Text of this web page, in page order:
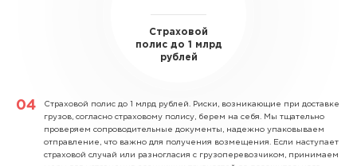
Страховой
полис до 1 млрд
рублей
Страховой полис до 1 млрд рублей. Риски, возникающие при доставке
грузов, согласно страховому полису, берем на себя. Мы тщательно
проверяем сопроводительные документы, надежно упаковываем
отправление, что важно для получения возмещения. Если наступает
страховой случай или разногласия с грузоперевозчиком, принимаем